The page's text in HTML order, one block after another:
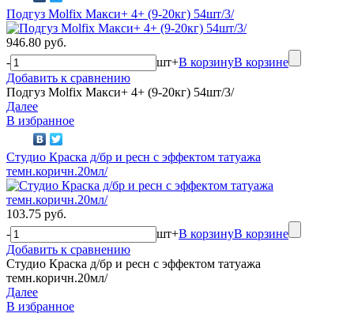
Подгуз Molfix Макси+ 4+ (9-20кг) 54шт/3/
946.80 руб.
-
шт+В корзинуВ корзине
Добавить к сравнению
Подгуз Molfix Макси+ 4+ (9-20кг) 54шт/3/
Далее
В избранное
Студио Краска д/бр и ресн с эффектом татуажа
темн.коричн.20мл/
103.75 руб.
-
шт+В корзинуВ корзине
Добавить к сравнению
Студио Краска д/бр и ресн с эффектом татуажа
темн.коричн.20мл/
Далее
В избранное